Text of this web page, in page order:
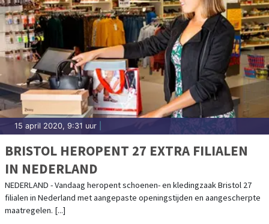
15 april 2020, 9:31 uur
BRISTOL HEROPENT 27 EXTRA FILIALEN
IN NEDERLAND
NEDERLAND - Vandaag heropent schoenen- en kledingzaak Bristol 27
filialen in Nederland met aangepaste openingstijden en aangescherpte
maatregelen. [...]